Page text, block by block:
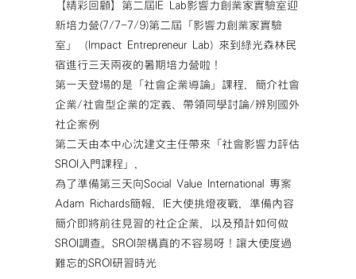
【精彩回顧】第二屆IE Lab影響力創業家實驗室迎
新培力營(7/7-7/9)第二屆「影響力創業家實驗
室」（Impact Entrepreneur Lab) 來到綠光森林民
宿進行三天兩夜的暑期培力營啦！
第一天登場的是「社會企業導論」課程，簡介社會
企業/社會型企業的定義、帶領同學討論/辨別國外
社企案例
第二天由本中心沈建文主任帶來「社會影響力評估
SROI入門課程」，
為了準備第三天向Social Value International 專案
Adam Richards簡報，IE大使挑燈夜戰，準備內容
簡介即將前往見習的社企企業，以及預計如何做
SROI調查。SROI架構真的不容易呀！讓大使度過
難忘的SROI研習時光